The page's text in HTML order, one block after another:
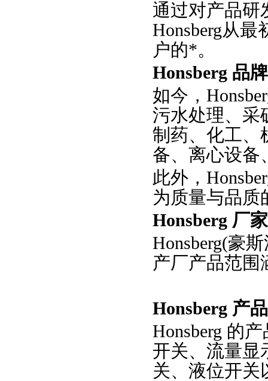
通过对产品研
Honsberg从最
户的*。
Honsberg 品
如今，
污水处理、采
制药、化工、
备、离心设备
此外，
为质量与品质
Honsberg 厂家
Honsberg(豪
产厂产品范围
Honsberg 产
Honsberg 的产
开关、流量显
关、液位开关